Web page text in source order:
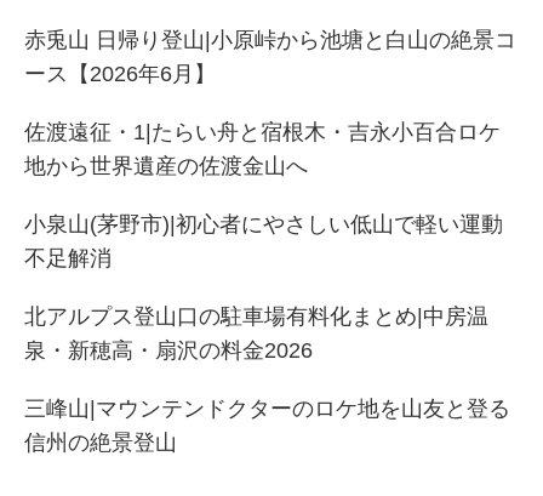
赤兎山 日帰り登山|小原峠から池塘と白山の絶景コ
ース【2026年6月】
佐渡遠征・1|たらい舟と宿根木・吉永小百合ロケ
地から世界遺産の佐渡金山へ
小泉山(茅野市)|初心者にやさしい低山で軽い運動
不足解消
北アルプス登山口の駐車場有料化まとめ|中房温
泉・新穂高・扇沢の料金2026
三峰山|マウンテンドクターのロケ地を山友と登る
信州の絶景登山